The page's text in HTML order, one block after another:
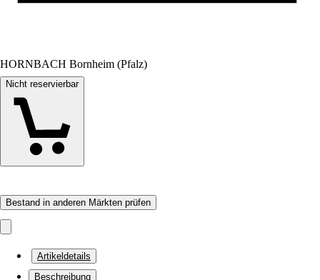
HORNBACH Bornheim (Pfalz)
Nicht reservierbar
Bestand in anderen Märkten prüfen
Artikeldetails
Beschreibung